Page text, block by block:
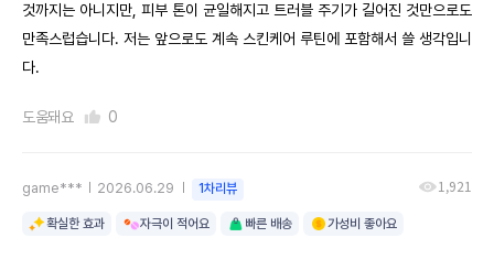
것까지는 아니지만, 피부 톤이 균일해지고 트러블 주기가 길어진 것만으로도
만족스럽습니다. 저는 앞으로도 계속 스킨케어 루틴에 포함해서 쓸 생각입니
다.
도움돼요 0
game*** 2026.06.29 1차리뷰 1,921
확실한 효과 자극이 적어요 빠른 배송 가성비 좋아요